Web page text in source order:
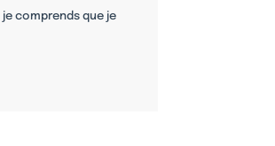
comprends que je